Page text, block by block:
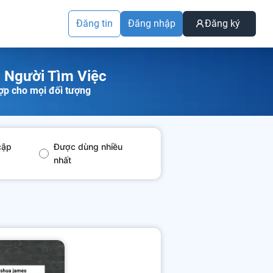
Đăng tin Đăng nhập Đăng ký
Người Tìm Việc
cho mọi đối tượng
Được dùng nhiều
nhất